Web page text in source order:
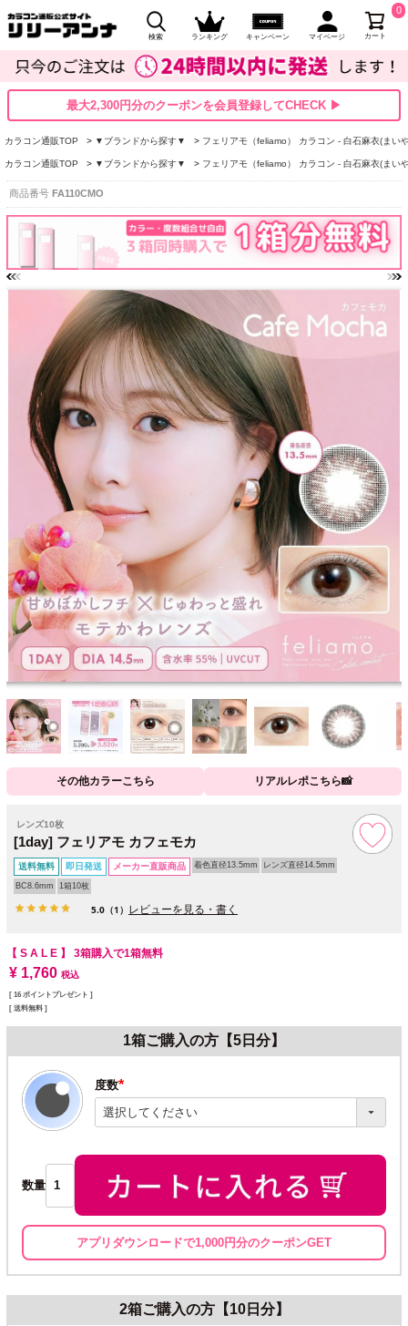
検索 ランキング キャンペーン マイページ カート
0
最大2,300円分のクーポンを会員登録してCHECK ▶
カラコン通販TOP ▼ブランドから探す▼ フェリアモ（feliamo） カラコン - 白石麻衣(まい
カラコン通販TOP ▼ブランドから探す▼ フェリアモ（feliamo） カラコン - 白石麻衣(まい
商品番号 FA110CMO
その他カラーこちら リアルレポこちら📸
レンズ10枚
[1day] フェリアモ カフェモカ
送料無料 即日発送 メーカー直販商品 着色直径13.5mm レンズ直径14.5mm
BC8.6mm 1箱10枚
5.0 （1） レビューを見る・書く
【 S A L E 】 3箱購入で1箱無料
¥ 1,760 税込
[ 16 ポイントプレゼント ]
送料無料
1箱ご購入の方【5日分】
度数
(必
須)
数量
アプリダウンロードで1,000円分のクーポンGET
2箱ご購入の方【10日分】